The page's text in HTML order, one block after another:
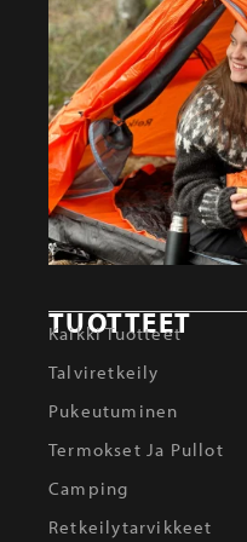
TUOTTEET
Kaikki Tuotteet
Talviretkeily
Pukeutuminen
Termokset Ja Pullot
Camping
Retkeilytarvikkeet